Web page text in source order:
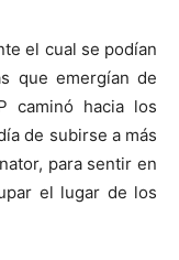
el cual se podían
que emergían de
caminó hacia los
de subirse a más
para sentir en
el lugar de los